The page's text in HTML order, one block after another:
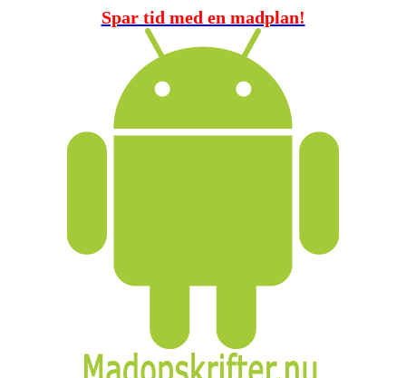
Spar tid med en madplan!